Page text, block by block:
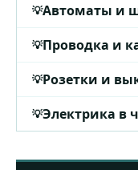
Автоматы и
Проводка и
Розетки и
Электрика в